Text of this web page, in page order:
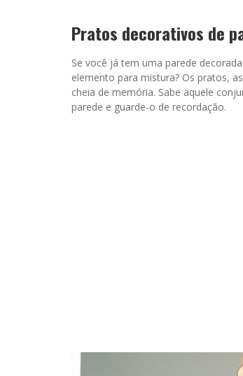
Pratos decorativos de
Se você já tem uma parede
elemento para mistura? Os pratos,
cheia de memória. Sabe aquele
parede e guarde-o de recordação.